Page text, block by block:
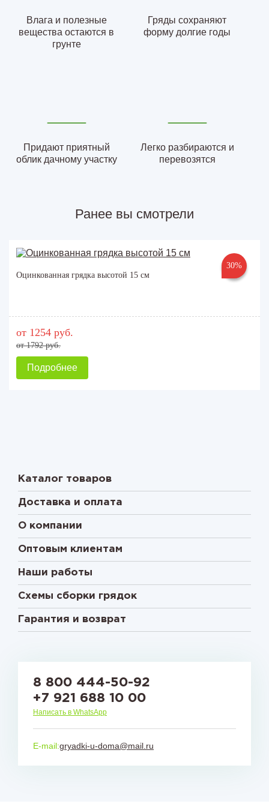
Влага и полезные
вещества остаются в
грунте
Гряды сохраняют
форму долгие годы
Придают приятный
облик дачному участку
Легко разбираются и
перевозятся
Ранее вы смотрели
30%
Оцинкованная грядка высотой 15 см
от 1254 руб.
от 1792 руб.
Подробнее
Каталог товаров
Доставка и оплата
О компании
Оптовым клиентам
Наши работы
Схемы сборки грядок
Гарантия и возврат
8 800 444-50-92
+7 921 688 10 00
Написать в WhatsApp
E-mail:gryadki-u-doma@mail.ru